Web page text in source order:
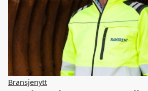
Bransjenytt